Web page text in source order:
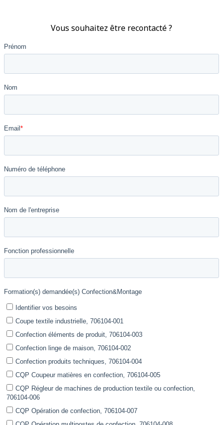
Vous souhaitez être recontacté ?